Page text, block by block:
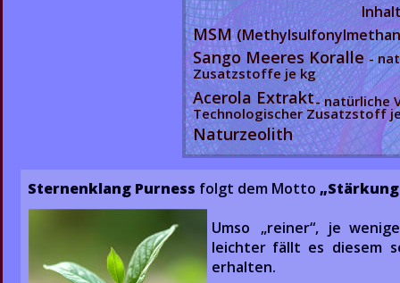
Sternenklang Purness folgt dem Motto
Umso „reiner“, je
leichter fällt es diesem
erhalten.
MSM
Sango Meeres Koralle -
Zusatzstoffe je
Acerola Extrakt -
Technologischer Zusatzstoff
Naturzeolith